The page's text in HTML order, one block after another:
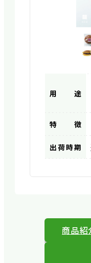
用途
特徴
出荷時期
商品紹